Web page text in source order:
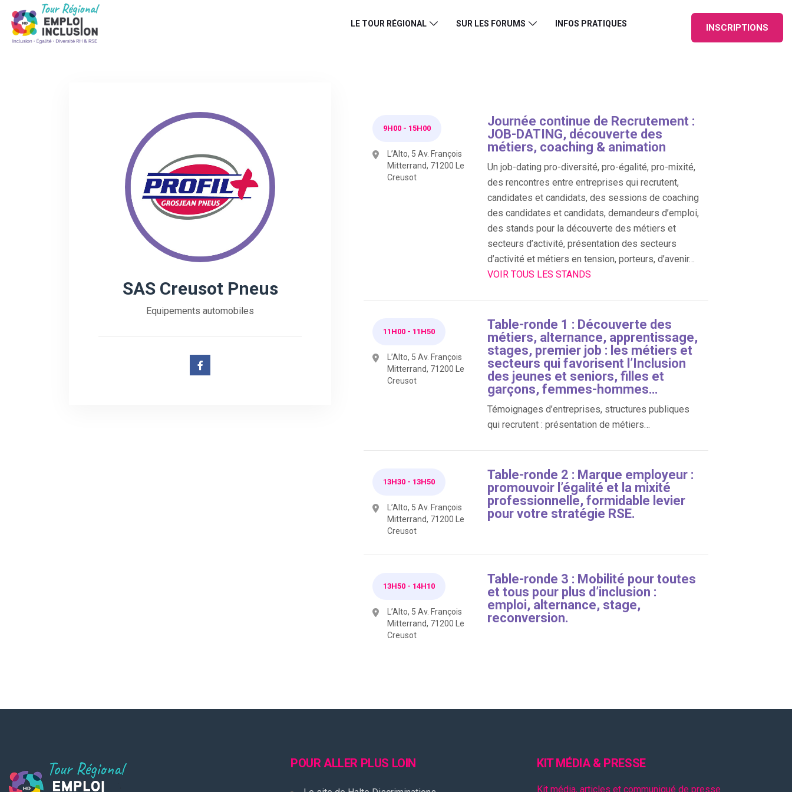
LE TOUR RÉGIONAL SUR LES FORUMS INFOS PRATIQUES INSCRIPTIONS
SAS Creusot Pneus
Equipements automobiles
9H00 - 15H00
L’Alto, 5 Av. François
Mitterrand, 71200 Le
Creusot
Journée continue de Recrutement :
JOB-DATING, découverte des
métiers, coaching & animation
Un job-dating pro-diversité, pro-égalité, pro-mixité,
des rencontres entre entreprises qui recrutent,
candidates et candidats, des sessions de coaching
des candidates et candidats, demandeurs d’emploi,
des stands pour la découverte des métiers et
secteurs d’activité, présentation des secteurs
d’activité et métiers en tension, porteurs, d’avenir…
VOIR TOUS LES STANDS
11H00 - 11H50
L’Alto, 5 Av. François
Mitterrand, 71200 Le
Creusot
Table-ronde 1 : Découverte des
métiers, alternance, apprentissage,
stages, premier job : les métiers et
secteurs qui favorisent l’Inclusion
des jeunes et seniors, filles et
garçons, femmes-hommes…
Témoignages d’entreprises, structures publiques
qui recrutent : présentation de métiers…
13H30 - 13H50
L’Alto, 5 Av. François
Mitterrand, 71200 Le
Creusot
Table-ronde 2 : Marque employeur :
promouvoir l’égalité et la mixité
professionnelle, formidable levier
pour votre stratégie RSE.
13H50 - 14H10
L’Alto, 5 Av. François
Mitterrand, 71200 Le
Creusot
Table-ronde 3 : Mobilité pour toutes
et tous pour plus d’inclusion :
emploi, alternance, stage,
reconversion.
POUR ALLER PLUS LOIN KIT MÉDIA & PRESSE
Kit média, articles et communiqué de presse